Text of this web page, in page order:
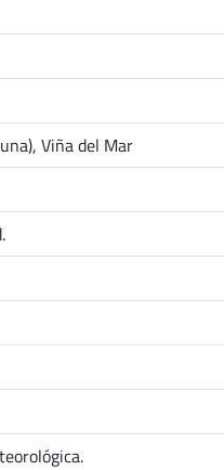
Viña del Mar